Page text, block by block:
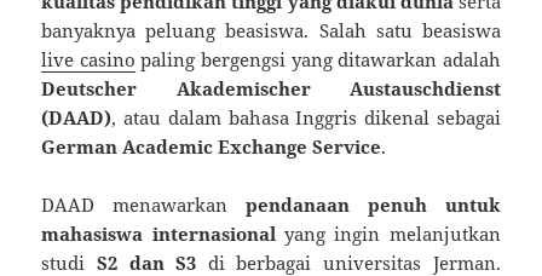
banyaknya peluang beasiswa. Salah satu beasiswa
live casino paling bergengsi yang ditawarkan adalah
Deutscher Akademischer Austauschdienst
(DAAD), atau dalam bahasa Inggris dikenal sebagai
German Academic Exchange Service.
DAAD menawarkan pendanaan penuh untuk
mahasiswa internasional yang ingin melanjutkan
studiS2 dan S3 di berbagai universitas Jerman.